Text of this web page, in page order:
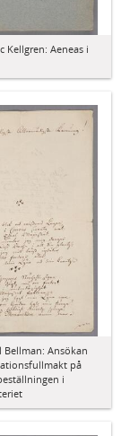
Kellgren: Aeneas i
Bellman: Ansökan
på
i